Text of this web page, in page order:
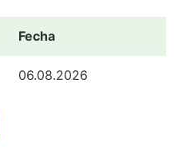
Fecha
06.08.2026